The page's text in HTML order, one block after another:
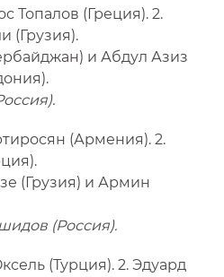
Топалов (Греция). 2.
(Грузия).
и Абдул Азиз
(Армения). 2.
(Грузия) и Армин
(Россия).
(Турция). 2. Эдуард